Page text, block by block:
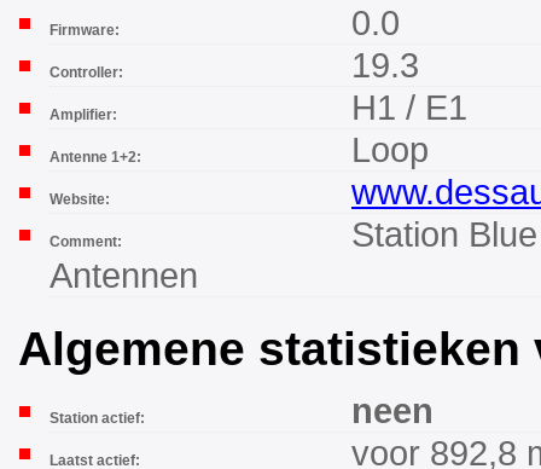
Firmware: 0.0
Controller: 19.3
Amplifier: H1 / E1
Antenne 1+2: Loop
Website:
Comment:
Station
Antennen
Algemene statistieken
Station actief: neen
Laatst actief: voor 892,8